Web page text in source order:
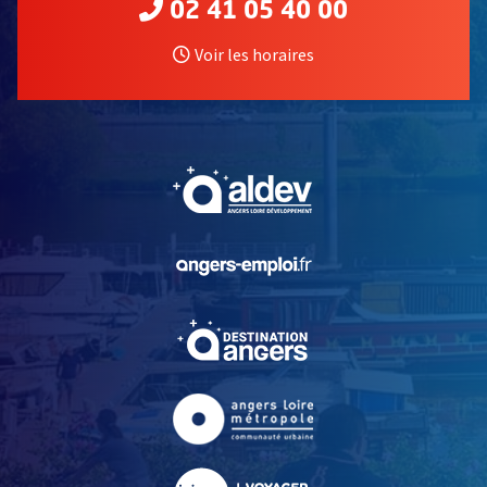
02 41 05 40 00
Voir les horaires
, Ouvre une nouvelle
, Ouvre une nouvelle